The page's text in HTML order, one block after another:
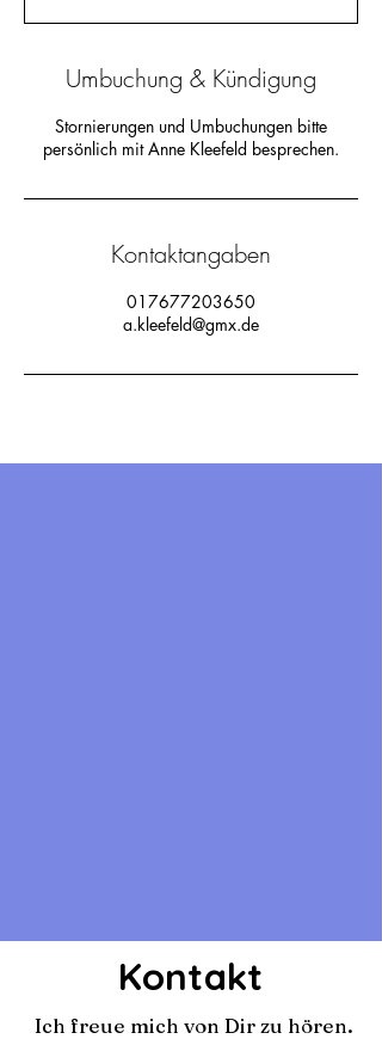
Umbuchung & Kündigung
Stornierungen und Umbuchungen bitte
persönlich mit Anne Kleefeld besprechen.
Kontaktangaben
017677203650
a.kleefeld@gmx.de
Kontakt
Ich freue mich von Dir zu hören.